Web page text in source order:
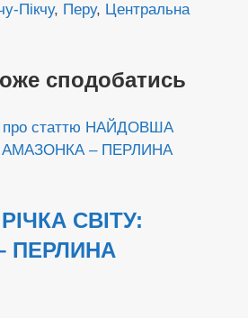
Пікчу, Перу, Центральна
сподобатись
СВІТУ:
ПЕРЛИНА